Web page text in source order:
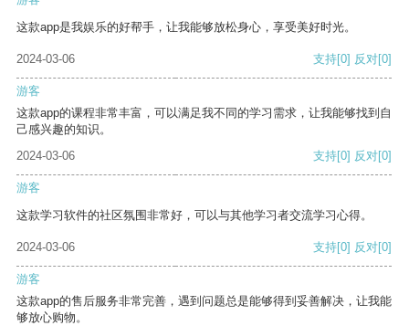
这款app是我娱乐的好帮手，让我能够放松身心，享受美好时光。
2024-03-06 支持[0] 反对[0]
游客
这款app的课程非常丰富，可以满足我不同的学习需求，让我能够找到自
己感兴趣的知识。
2024-03-06
支持[0] 反对[0]
游客
这款学习软件的社区氛围非常好，可以与其他学习者交流学习心得。
2024-03-06 支持[0] 反对[0]
游客
这款app的售后服务非常完善，遇到问题总是能够得到妥善解决，让我能
够放心购物。